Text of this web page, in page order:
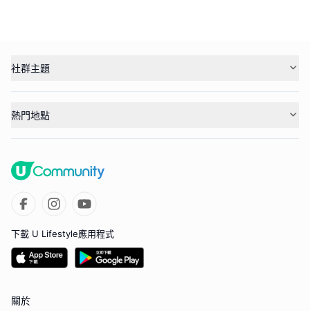
社群主題
熱門地點
下載 U Lifestyle應用程式
關於